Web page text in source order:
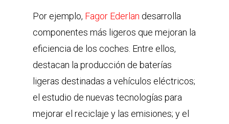
Por ejemplo, Fagor Ederlan desarrolla
componentes más ligeros que mejoran la
eficiencia de los coches. Entre ellos,
destacan la producción de baterías
ligeras destinadas a vehículos eléctricos;
el estudio de nuevas tecnologías para
mejorar el reciclaje y las emisiones; y el